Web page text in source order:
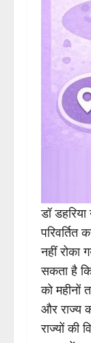
डॉ
परिवर्तित
नहीं रोका
सकता है
को महीनों